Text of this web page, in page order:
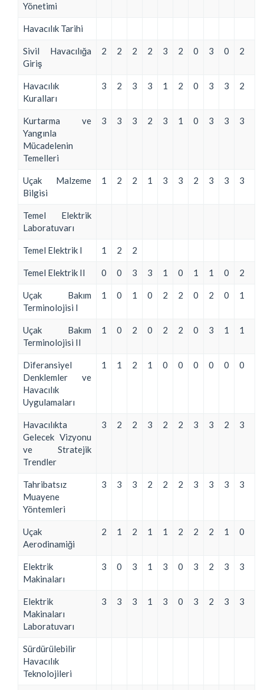
Yönetimi
Havacılık Tarihi
Sivil Havacılığa
Giriş
2 2 2 2 3 2 0 3 0 2
Havacılık
Kuralları
3 2 3 3 1 2 0 3 3 2
Kurtarma ve
Yangınla
Mücadelenin
Temelleri
3 3 3 2 3 1 0 3 3 3
Uçak Malzeme
Bilgisi
1 2 2 1 3 3 2 3 3 3
Temel Elektrik
Laboratuvarı
Temel Elektrik I 1 2 2
Temel Elektrik II 0 0 3 3 1 0 1 1 0 2
Uçak Bakım
Terminolojisi I
1 0 1 0 2 2 0 2 0 1
Uçak Bakım
Terminolojisi II
1 0 2 0 2 2 0 3 1 1
Diferansiyel
Denklemler ve
Havacılık
Uygulamaları
1 1 2 1 0 0 0 0 0 0
Havacılıkta
Gelecek Vizyonu
ve Stratejik
Trendler
3 2 2 3 2 2 3 3 2 3
Tahribatsız
Muayene
Yöntemleri
3 3 3 2 2 2 3 3 3 3
Uçak
Aerodinamiği
2 1 2 1 1 2 2 2 1 0
Elektrik
Makinaları
3 0 3 1 3 0 3 2 3 3
Elektrik
Makinaları
Laboratuvarı
3 3 3 1 3 0 3 2 3 3
Sürdürülebilir
Havacılık
Teknolojileri